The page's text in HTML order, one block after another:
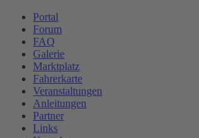
Portal
Forum
FAQ
Galerie
Marktplatz
Fahrerkarte
Veranstaltungen
Anleitungen
Partner
Links